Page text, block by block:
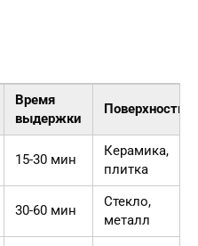
Время
выдержки
Поверхность
15-30 мин
Керамика,
плитка
30-60 мин
Стекло,
металл